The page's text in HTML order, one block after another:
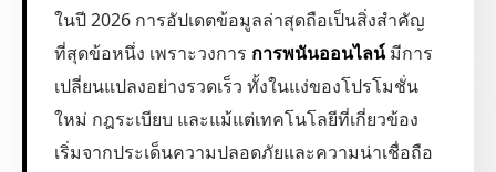
ในปี 2026 การอัปเดตข้อมูลล่าสุดถือเป็นสิ่งสำคัญ
ที่สุดข้อหนึ่ง เพราะวงการ การพนันออนไลน์มีการ
เปลี่ยนแปลงอย่างรวดเร็ว ทั้งในแง่ของโปรโมชั่น
ใหม่ กฎระเบียบ และแม้แต่เทคโนโลยีที่เกี่ยวข้อง
เริ่มจากประเด็นความปลอดภัยและความน่าเชื่อถือ